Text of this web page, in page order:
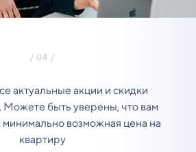
актуальные акции и скидки
Можете быть уверены, что вам
минимально возможная цена на
квартиру